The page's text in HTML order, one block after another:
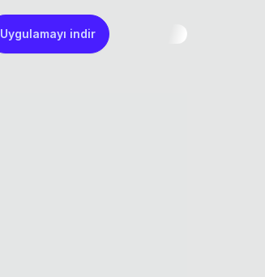
Uygulamayı indir